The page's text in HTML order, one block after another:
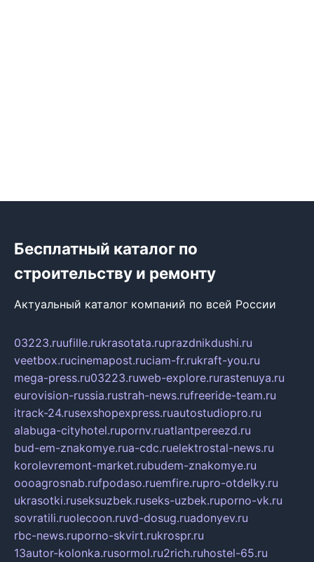
Бесплатный каталог по
строительству и ремонту
Актуальный каталог компаний по всей России
03223.ruufille.rukrasotata.ruprazdnikdushi.ru
veetbox.rucinemapost.ruciam-fr.rukraft-you.ru
mega-press.ru03223.ruweb-explore.rurastenuya.ru
eurovision-russia.rustrah-news.rufreeride-team.ru
itrack-24.rusexshopexpress.ruautostudiopro.ru
alabuga-cityhotel.rupornv.ruatlantpereezd.ru
bud-em-znakomye.rua-cdc.ruelektrostal-news.ru
korolevremont-market.rubudem-znakomye.ru
oooagrosnab.rufpodaso.ruemfire.rupro-otdelky.ru
ukrasotki.ruseksuzbek.ruseks-uzbek.ruporno-vk.ru
sovratili.ruolecoon.ruvd-dosug.ruadonyev.ru
rbc-news.ruporno-skvirt.rukrospr.ru
13autor-kolonka.rusormol.ru2rich.ruhostel-65.ru